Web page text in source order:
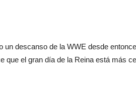
descanso de la WWE desde
que el gran día de la Reina está más